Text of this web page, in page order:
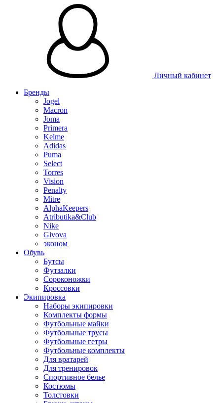
Личный кабинет
Бренды
Jogel
Macron
Joma
Primera
Kelme
Adidas
Puma
Select
Torres
Vision
Penalty
Mitre
AlphaKeepers
Atributika&Club
Nike
Givova
эконом
Обувь
Бутсы
Футзалки
Сороконожки
Кроссовки
Экипировка
Наборы экипировки
Комплекты формы
Футбольные майки
Футбольные трусы
Футбольные гетры
Футбольные комплекты
Для вратарей
Для тренировок
Спортивное белье
Костюмы
Толстовки